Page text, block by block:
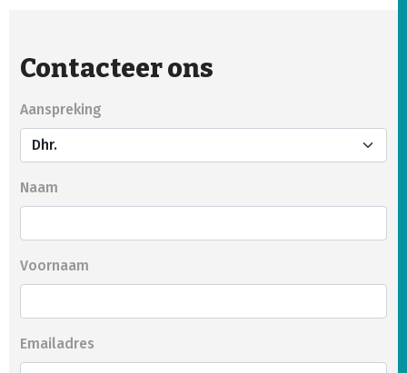
Contacteer ons
Aanspreking
Naam
Voornaam
Emailadres